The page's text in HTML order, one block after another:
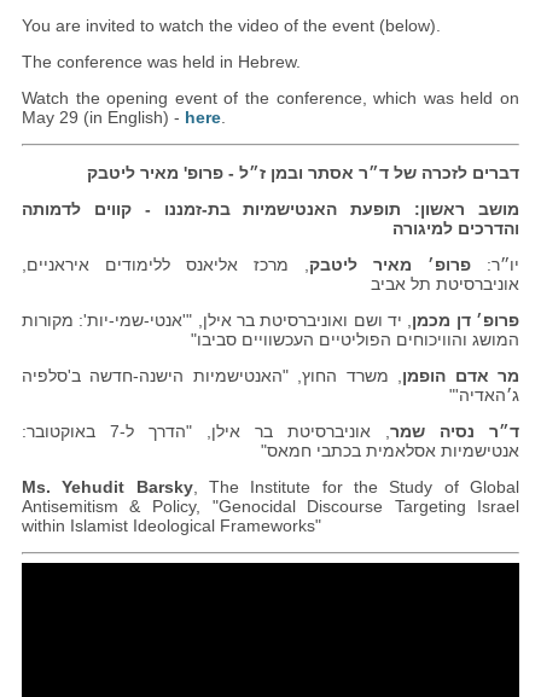
You are invited to watch the video of the event (below).
The conference was held in Hebrew.
Watch the opening event of the conference, which was held on
May 29 (in English) - here.
דברים לזכרה של ד״ר אסתר ובמן ז״ל - פרופ' מאיר ליטבק
מושב ראשון: תופעת האנטישמיות בת-זמננו - קווים לדמותה
והדרכים למיגורה
יו״ר: פרופ׳ מאיר ליטבק, מרכז אליאנס ללימודים איראניים,
אוניברסיטת תל אביב
פרופ׳ דן מכמן , יד ושם ואוניברסיטת בר אילן, "'אנטי-שמי-יות': מקורות
המושג והוויכוחים הפוליטיים העכשוויים סביבו"
מר אדם הופמן , משרד החוץ, "האנטישמיות הישנה-חדשה ב'סלפיה
ג׳האדיה'"
ד״ר נסיה שמר
, אוניברסיטת בר אילן, "הדרך ל-7 באוקטובר:
אנטישמיות אסלאמית בכתבי חמאס"
Ms. Yehudit Barsky, The Institute for the Study of Global
Antisemitism & Policy, "Genocidal Discourse Targeting Israel
within Islamist Ideological Frameworks"